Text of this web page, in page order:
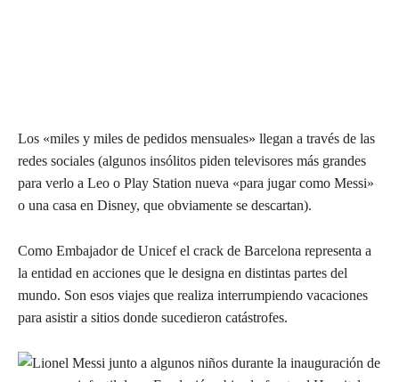
Los «miles y miles de pedidos mensuales» llegan a través de las
redes sociales (algunos insólitos piden televisores más grandes
para verlo a Leo o Play Station nueva «para jugar como Messi»
o una casa en Disney, que obviamente se descartan).
Como Embajador de Unicef el crack de Barcelona representa a
la entidad en acciones que le designa en distintas partes del
mundo. Son esos viajes que realiza interrumpiendo vacaciones
para asistir a sitios donde sucedieron catástrofes.